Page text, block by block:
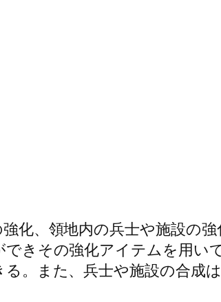
化、領地内の兵士や施設の
きその強化アイテムを用い
。また、兵士や施設の合成